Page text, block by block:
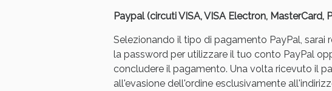
Paypal (circuti VISA, VISA Electron, MasterCard,
Selezionando il tipo di pagamento PayPal, sarai
la password per utilizzare il tuo conto PayPal
concludere il pagamento. Una volta ricevuto il
all'evasione dell'ordine esclusivamente
Benessere